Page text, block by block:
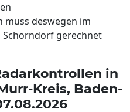
muss deswegen im
gerechnet
in
Kreis, Baden-